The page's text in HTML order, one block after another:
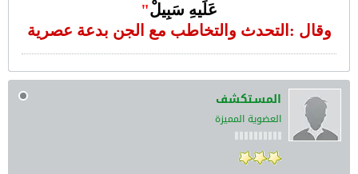
عَلَيهِ سَبِيلْ"
وقال :التحدث والتخاطب مع الجن بدعة عصرية
المسـتكشف
العضوية المميزة